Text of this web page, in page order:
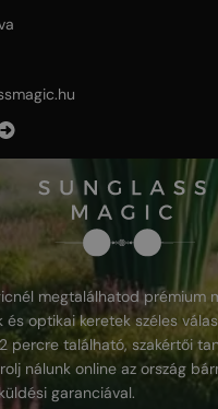
megtalálhatod prémium
és optikai keretek széles
percre található, szakértői
nálunk online az ország
garanciával.